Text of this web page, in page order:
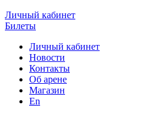
Личный кабинет
Билеты
Личный кабинет
Новости
Контакты
Об арене
Магазин
En